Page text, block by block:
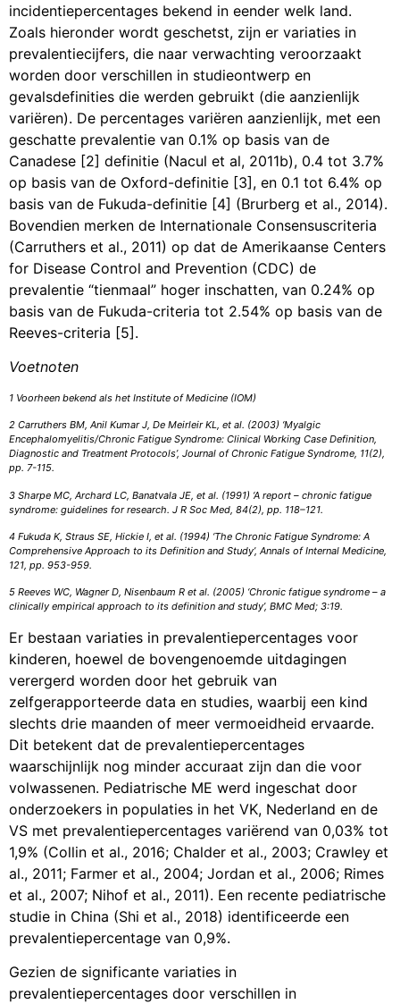
incidentiepercentages bekend in eender welk land.
Zoals hieronder wordt geschetst, zijn er variaties in
prevalentiecijfers, die naar verwachting veroorzaakt
worden door verschillen in studieontwerp en
gevalsdefinities die werden gebruikt (die aanzienlijk
variëren). De percentages variëren aanzienlijk, met een
geschatte prevalentie van 0.1% op basis van de
Canadese [2] definitie (Nacul et al, 2011b), 0.4 tot 3.7%
op basis van de Oxford-definitie [3], en 0.1 tot 6.4% op
basis van de Fukuda-definitie [4] (Brurberg et al., 2014).
Bovendien merken de Internationale Consensuscriteria
(Carruthers et al., 2011) op dat de Amerikaanse Centers
for Disease Control and Prevention (CDC) de
prevalentie “tienmaal” hoger inschatten, van 0.24% op
basis van de Fukuda-criteria tot 2.54% op basis van de
Reeves-criteria [5].
Voetnoten
1 Voorheen bekend als het Institute of Medicine (IOM)
2 Carruthers BM, Anil Kumar J, De Meirleir KL, et al. (2003) ‘Myalgic
Encephalomyelitis/Chronic Fatigue Syndrome: Clinical Working Case Definition,
Diagnostic and Treatment Protocols’, Journal of Chronic Fatigue Syndrome, 11(2),
pp. 7-115.
3 Sharpe MC, Archard LC, Banatvala JE, et al. (1991) ‘A report – chronic fatigue
syndrome: guidelines for research. J R Soc Med, 84(2), pp. 118–121.
4 Fukuda K, Straus SE, Hickie I, et al. (1994) ‘The Chronic Fatigue Syndrome: A
Comprehensive Approach to its Definition and Study’, Annals of Internal Medicine,
121, pp. 953-959.
5 Reeves WC, Wagner D, Nisenbaum R et al. (2005) ‘Chronic fatigue syndrome – a
clinically empirical approach to its definition and study’, BMC Med; 3:19.
Er bestaan variaties in prevalentiepercentages voor
kinderen, hoewel de bovengenoemde uitdagingen
verergerd worden door het gebruik van
zelfgerapporteerde data en studies, waarbij een kind
slechts drie maanden of meer vermoeidheid ervaarde.
Dit betekent dat de prevalentiepercentages
waarschijnlijk nog minder accuraat zijn dan die voor
volwassenen. Pediatrische ME werd ingeschat door
onderzoekers in populaties in het VK, Nederland en de
VS met prevalentiepercentages variërend van 0,03% tot
1,9% (Collin et al., 2016; Chalder et al., 2003; Crawley et
al., 2011; Farmer et al., 2004; Jordan et al., 2006; Rimes
et al., 2007; Nihof et al., 2011). Een recente pediatrische
studie in China (Shi et al., 2018) identificeerde een
prevalentiepercentage van 0,9%.
Gezien de significante variaties in
prevalentiepercentages door verschillen in